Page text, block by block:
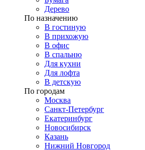
Дерево
По назначению
В гостиную
В прихожую
В офис
В спальню
Для кухни
Для лофта
В детскую
По городам
Москва
Санкт-Петербург
Екатеринбург
Новосибирск
Казань
Нижний Новгород